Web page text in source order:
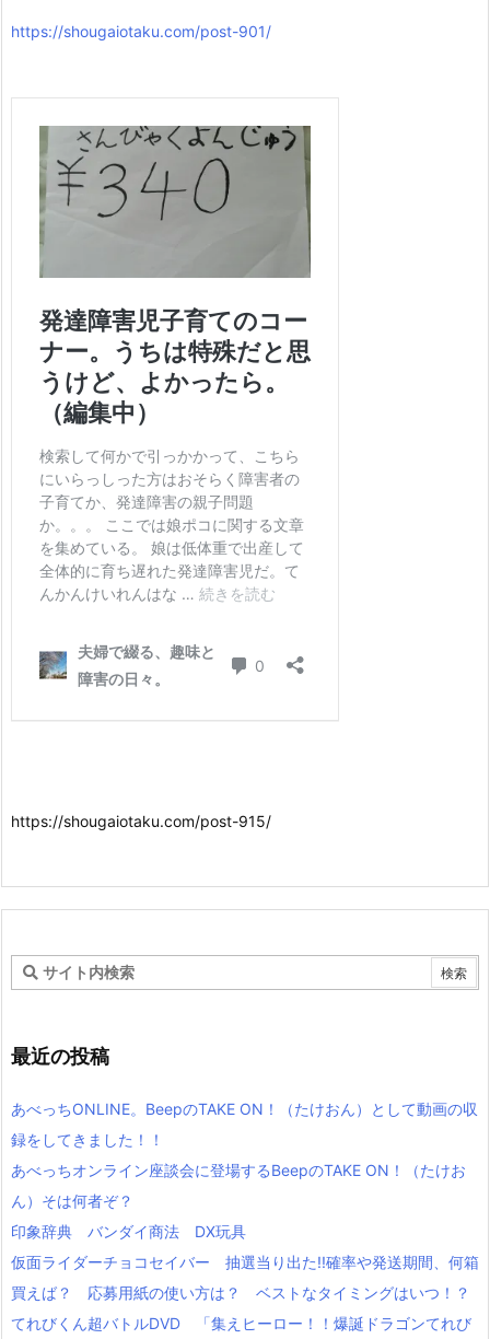
https://shougaiotaku.com/post-901/
https://shougaiotaku.com/post-915/
最近の投稿
あべっちONLINE。BeepのTAKE ON！（たけおん）として動画の収
録をしてきました！！
あべっちオンライン座談会に登場するBeepのTAKE ON！（たけお
ん）そは何者ぞ？
印象辞典 バンダイ商法 DX玩具
仮面ライダーチョコセイバー 抽選当り出た!!確率や発送期間、何箱
買えば？ 応募用紙の使い方は？ ベストなタイミングはいつ！？
てれびくん超バトルDVD 「集えヒーロー！！爆誕ドラゴンてれび